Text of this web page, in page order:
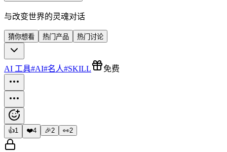
与改变世界的灵魂对话
猜你想看 热门产品 热门讨论
AI 工具#AI#名人#SKILL 免费
👍1 ❤️4 🎉2 👀2